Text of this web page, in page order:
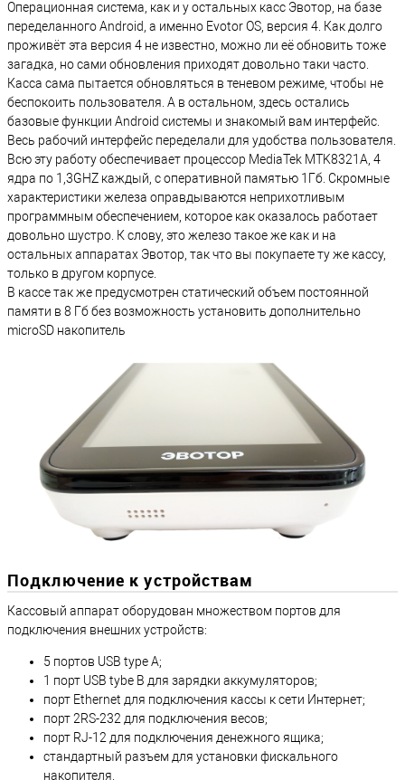
Операционная система, как и у остальных касс Эвотор, на базе
переделанного Android, а именно Evotor OS, версия 4. Как долго
проживёт эта версия 4 не известно, можно ли её обновить тоже
загадка, но сами обновления приходят довольно таки часто.
Касса сама пытается обновляться в теневом режиме, чтобы не
беспокоить пользователя. А в остальном, здесь остались
базовые функции Android системы и знакомый вам интерфейс.
Весь рабочий интерфейс переделали для удобства пользователя.
Всю эту работу обеспечивает процессор MediaTek MTK8321A, 4
ядра по 1,3GHZ каждый, с оперативной памятью 1Гб. Скромные
характеристики железа оправдываются неприхотливым
программным обеспечением, которое как оказалось работает
довольно шустро. К слову, это железо такое же как и на
остальных аппаратах Эвотор, так что вы покупаете ту же кассу,
только в другом корпусе.
В кассе так же предусмотрен статический объем постоянной
памяти в 8 Гб без возможность установить дополнительно
microSD накопитель
Подключение к устройствам
Кассовый аппарат оборудован множеством портов для
подключения внешних устройств:
5 портов USB type A;
1 порт USB tybe B для зарядки аккумуляторов;
порт Ethernet для подключения кассы к сети Интернет;
порт 2RS-232 для подключения весов;
порт RJ-12 для подключения денежного ящика;
стандартный разъем для установки фискального
накопителя.